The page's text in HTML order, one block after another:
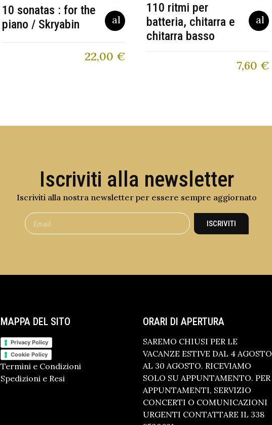
10 sonatas : for the
piano / Skryabin
22,00 €
110 ritmi per
batteria, chitarra e
chitarra basso
7,60 €
Iscriviti alla newsletter
Iscriviti alla nostra newsletter per essere sempre aggiornato
ISCRIVITI
MAPPA DEL SITO
Privacy Policy
Cookie Policy
Termini e Condizioni
Spedizioni e Resi
ORARI DI APERTURA
SAREMO CHIUSI PER LE
VACANZE ESTIVE DAL 4 AGOSTO
AL 30 AGOSTO. RICEVIAMO
SOLO SU APPUNTAMENTO. PER
APPUNTAMENTI, SERVIZIO
CONCERTI O COMUNICAZIONI
URGENTI CONTATTARE IL 338